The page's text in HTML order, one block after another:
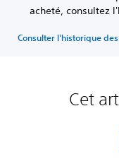
acheté, consultez
Consulter l'historique
Cet